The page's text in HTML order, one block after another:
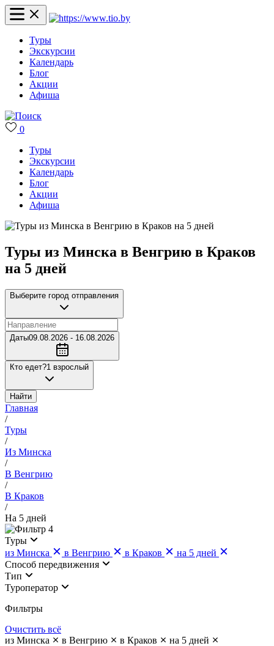
Туры
Экскурсии
Календарь
Блог
Акции
Афиша
0
Туры
Экскурсии
Календарь
Блог
Акции
Афиша
Туры из Минска в Венгрию в Краков
на 5 дней
Выберите город отправления
Даты09.08.2026 - 16.08.2026
Кто едет?1 взрослый
Найти
Главная
/
Туры
/
Из Минска
/
В Венгрию
/
В Краков
/
На 5 дней
4
Туры
из Минска
в Венгрию в Краков
на 5 дней
Cпособ передвижения
Тип
Туроператор
Фильтры
Очистить всё
из Минска
в Венгрию в Краков
на 5 дней